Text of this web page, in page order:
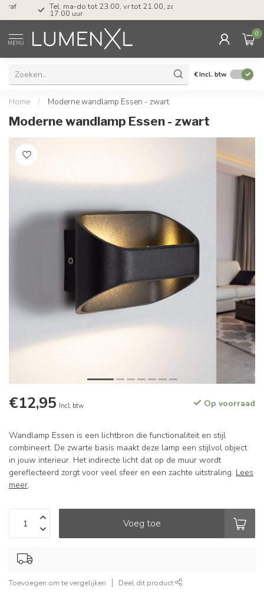
Tel: ma-do tot 23.00, vr tot 21.00, za tot
17.00 uur
MENU
0
€Incl. btw
Home / Moderne wandlamp Essen - zwart
Moderne wandlamp Essen - zwart
€12,95 Incl. btw Op voorraad
Wandlamp Essen is een lichtbron die functionaliteit en stijl
combineert. De zwarte basis maakt deze lamp een stijlvol object
in jouw interieur. Het indirecte licht dat op de muur wordt
gereflecteerd zorgt voor veel sfeer en een zachte uitstraling. Lees
meer.
Voeg toe
Toevoegen om te vergelijken Deel dit product